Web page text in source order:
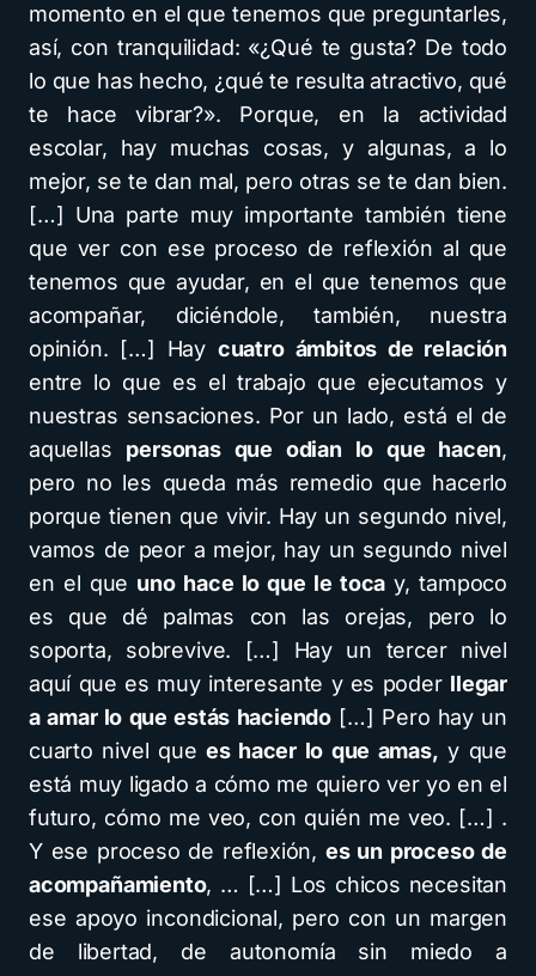
momento en el que tenemos que preguntarles,
así, con tranquilidad: «¿Qué te gusta? De todo
lo que has hecho, ¿qué te resulta atractivo, qué
te hace vibrar?». Porque, en la actividad
escolar, hay muchas cosas, y algunas, a lo
mejor, se te dan mal, pero otras se te dan bien.
[…] Una parte muy importante también tiene
que ver con ese proceso de reflexión al que
tenemos que ayudar, en el que tenemos que
acompañar, diciéndole, también, nuestra
opinión. […] Hay cuatro ámbitos de relación
entre lo que es el trabajo que ejecutamos y
nuestras sensaciones. Por un lado, está el de
aquellas personas que odian lo que hacen,
pero no les queda más remedio que hacerlo
porque tienen que vivir. Hay un segundo nivel,
vamos de peor a mejor, hay un segundo nivel
en el que uno hace lo que le toca y, tampoco
es que dé palmas con las orejas, pero lo
soporta, sobrevive. […] Hay un tercer nivel
aquí que es muy interesante y es poder llegar
a amar lo que estás haciendo […] Pero hay un
cuarto nivel que es hacer lo que amas, y que
está muy ligado a cómo me quiero ver yo en el
futuro, cómo me veo, con quién me veo. […] .
Y ese proceso de reflexión, es un proceso de
acompañamiento, … […] Los chicos necesitan
ese apoyo incondicional, pero con un margen
de libertad, de autonomía sin miedo a